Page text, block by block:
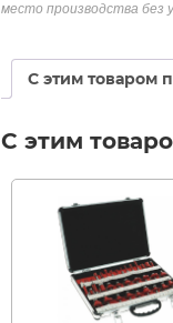
место производства без
С этим товаром
С этим